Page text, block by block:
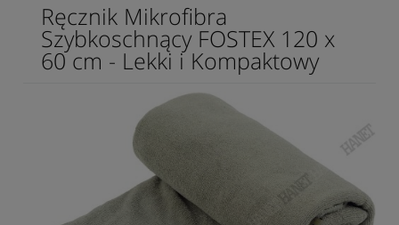
Ręcznik Mikrofibra
Szybkoschnący FOSTEX 120 x
60 cm - Lekki i Kompaktowy